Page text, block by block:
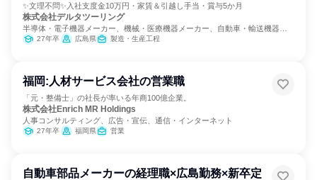
✨文理不問✨入社支度金10万円・家賃＆引越し手当・賞与5か月
株式会社デルタツーリング
半導体・電子機器メーカー、機械・医療機器メーカー、自動車・輸送機器メ
ーカー27年卒 広島県 製造・生産工程
福岡:人材サービス会社の営業職
「元・整備士」の社長が率いる年商100億企業。
株式会社Enrich MR Holdings
人事コンサルティング、広告・宣伝、通信・インターネット
27年卒 福岡県 営業
自動車部品メーカーの経理職×広島勤務×新卒定